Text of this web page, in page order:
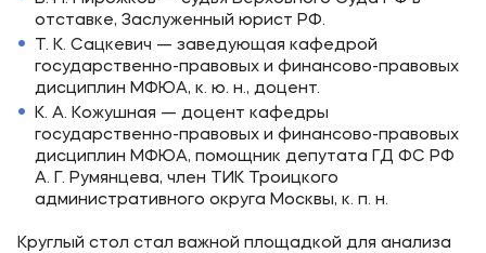
отставке, Заслуженный юрист РФ.
Т. К. Сацкевич — заведующая кафедрой
государственно-правовых и финансово-правовых
дисциплин МФЮА, к. ю. н., доцент.
К. А. Кожушная — доцент кафедры
государственно-правовых и финансово-правовых
дисциплин МФЮА, помощник депутата ГД ФС РФ
А. Г. Румянцева, член ТИК Троицкого
административного округа Москвы, к. п. н.
Круглый стол стал важной площадкой для анализа